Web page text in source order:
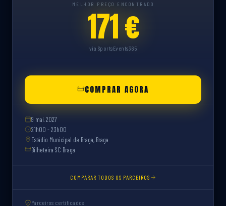
MELHOR PREÇO ENCONTRADO
171 €
via SportsEvents365
COMPRAR AGORA
9 mai. 2027
21h00 - 23h00
Estádio Municipal de Braga, Braga
Bilheteira SC Braga
COMPARAR TODOS OS PARCEIROS
Parceiros certificados